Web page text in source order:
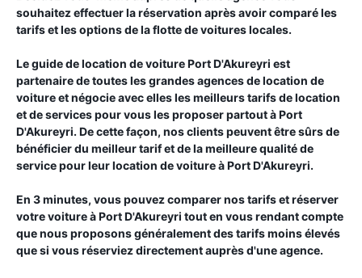
souhaitez effectuer la réservation après avoir comparé les
tarifs et les options de la flotte de voitures locales.
Le guide de location de voiturePort D'Akureyri est
partenaire de toutes les grandes agences de location de
voiture et négocie avec elles les meilleurs tarifs de location
et de services pour vous les proposer partout àPort
D'Akureyri. De cette façon, nos clients peuvent être sûrs de
bénéficier du meilleur tarif et de la meilleure qualité de
service pour leur location de voiture àPort D'Akureyri.
En 3 minutes, vous pouvez comparer nos tarifs et réserver
votre voiture àPort D'Akureyri tout en vous rendant compte
que nous proposons généralement des tarifs moins élevés
que si vous réserviez directement auprès d'une agence.